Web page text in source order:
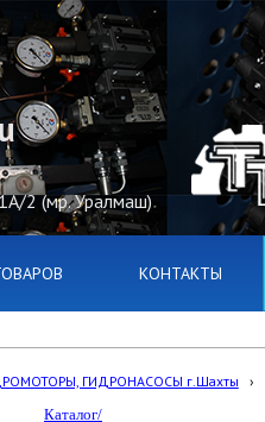
1А/2 (мр. Уралмаш)
КОНТАКТЫ
ГИДРОНАСОСЫ г.Шахты ›
Каталог/